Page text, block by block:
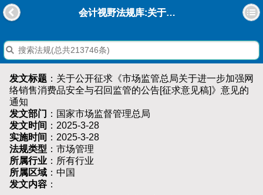
会计视野法规库:关于公开征求《市场监管总局关于进一步加强网络销售消费品安全与召回监管的公告[征求意见稿]》意见的通知
发文标题 ：关于公开征求《市场监管总局关于进一步加强网
络销售消费品安全与召回监管的公告[征求意见稿]》意见的
通知
发文部门 ：国家市场监督管理总局
发文时间 ：2025-3-28
实施时间 ：2025-3-28
法规类型 ：市场管理
所属行业 ：所有行业
所属区域 ：中国
发文内容 ：